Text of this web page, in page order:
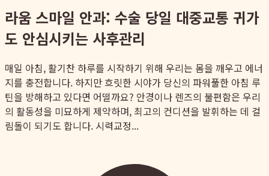
라움 스마일 안과: 수술 당일 대중교통 귀가
도 안심시키는 사후관리
매일 아침, 활기찬 하루를 시작하기 위해 우리는 몸을 깨우고 에너
지를 충전합니다. 하지만 흐릿한 시야가 당신의 파워풀한 아침 루
틴을 방해하고 있다면 어떨까요? 안경이나 렌즈의 불편함은 우리
의 활동성을 미묘하게 제약하며, 최고의 컨디션을 발휘하는 데 걸
림돌이 되기도 합니다. 시력교정...